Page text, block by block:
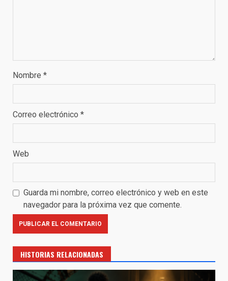
Nombre *
Correo electrónico *
Web
Guarda mi nombre, correo electrónico y web en este
navegador para la próxima vez que comente.
HISTORIAS RELACIONADAS